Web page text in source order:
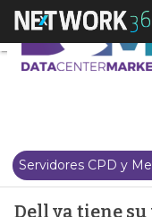
Servidores CPD y
Dell ya tiene